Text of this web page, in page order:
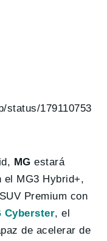
status/179110753
MG estará
el MG3 Hybrid+,
Premium con
Cyberster, el
de acelerar de